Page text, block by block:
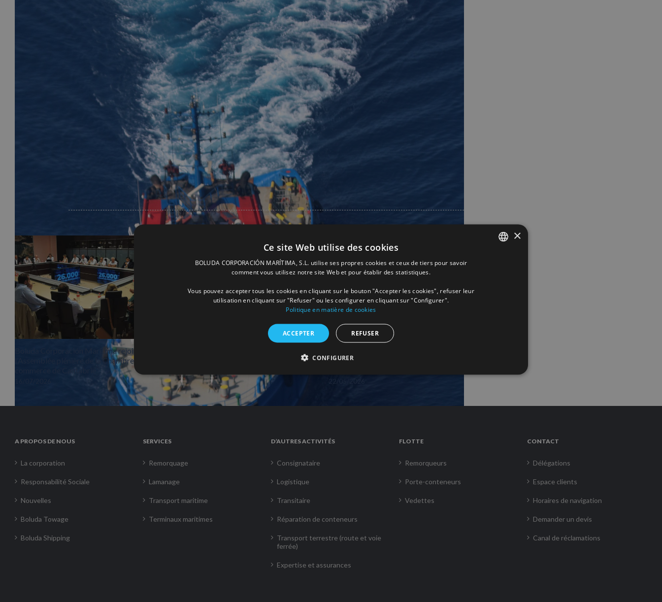
Boluda Corporación Marítima rejoint
l’Assemblée plénière de la Chambre de
Innovante de l’Année aux ITS Awards
A PROPOS DE NOUS
La corporation
Responsabilité Sociale
Nouvelles
Boluda Towage
Boluda Shipping
SERVICES
Remorquage
Lamanage
Transport maritime
Terminaux maritimes
D’AUTRES ACTIVITÉS
Consignataire
Logistique
Transitaire
Réparation de conteneurs
Transport terrestre (route et voie
ferrée)
Expertise et assurances
FLOTTE
Remorqueurs
Porte-conteneurs
Vedettes
CONTACT
Délégations
Espace clients
Horaires de navigation
Demander un devis
Canal de réclamations
×
Ce site Web utilise des cookies
BOLUDA CORPORACIÓN MARÍTIMA, S.L. utilise ses propres cookies et ceux de tiers pour savoir
comment vous utilisez notre site Web et pour établir des statistiques.
Vous pouvez accepter tous les cookies en cliquant sur le bouton "Accepter les cookies", refuser leur
utilisation en cliquant sur "Refuser" ou les configurer en cliquant sur "Configurer".
Politique en matière de cookies
ACCEPTER REFUSER
CONFIGURER